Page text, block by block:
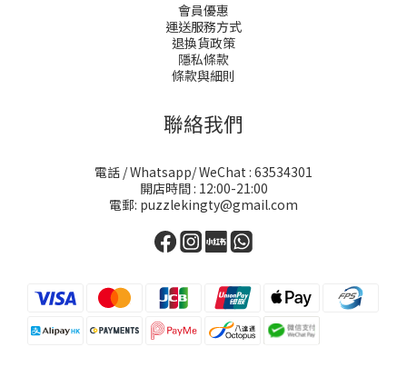
會員優惠
運送服務方式
退換貨政策
隱私條款
條款與細則
聯絡我們
電話 / Whatsapp/ WeChat : 63534301
開店時間 : 12:00-21:00
電郵: puzzlekingty@gmail.com